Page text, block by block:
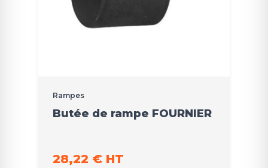
Rampes
Butée de rampe FOURNIER
28,22 € HT